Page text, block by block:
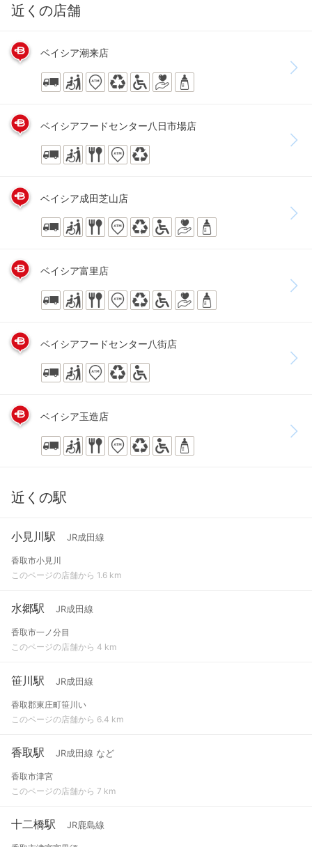
近くの店舗
ベイシア潮来店
ベイシアフードセンター八日市場店
ベイシア成田芝山店
ベイシア富里店
ベイシアフードセンター八街店
ベイシア玉造店
近くの駅
小見川駅 JR成田線
香取市小見川
このページの店舗から 1.6 km
水郷駅 JR成田線
香取市一ノ分目
このページの店舗から 4 km
笹川駅 JR成田線
香取郡東庄町笹川い
このページの店舗から 6.4 km
香取駅 JR成田線 など
香取市津宮
このページの店舗から 7 km
十二橋駅 JR鹿島線